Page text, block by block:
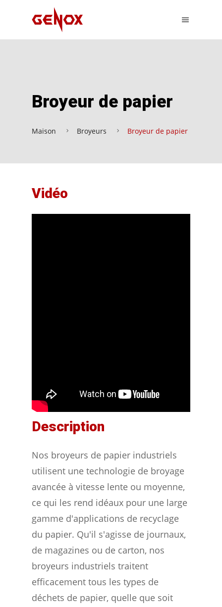
Broyeur de papier
Maison Broyeurs Broyeur de papier
Vidéo
Description
Nos broyeurs de papier industriels
utilisent une technologie de broyage
avancée à vitesse lente ou moyenne,
ce qui les rend idéaux pour une large
gamme d'applications de recyclage
du papier. Qu'il s'agisse de journaux,
de magazines ou de carton, nos
broyeurs industriels traitent
efficacement tous les types de
déchets de papier, quelle que soit